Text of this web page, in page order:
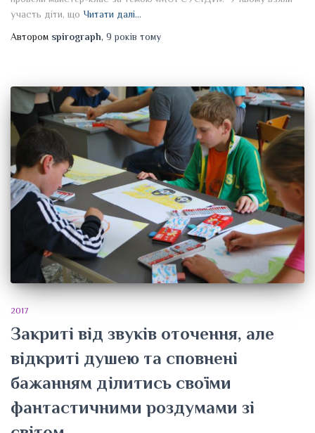
участь діти, що Читати далі…
Автором spirograph, 9 років тому
2017
Закриті від звуків оточення, але
відкриті душею та сповнені
бажанням ділитись своїми
фантастичними роздумами зі